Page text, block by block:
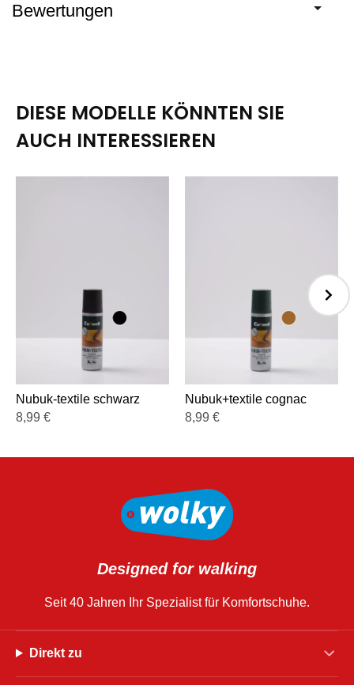
Bewertungen
DIESE MODELLE KÖNNTEN SIE
AUCH INTERESSIEREN
Nubuk-textile schwarz
8,99 €
Nubuk+textile cognac
8,99 €
Designed for walking
Seit 40 Jahren Ihr Spezialist für Komfortschuhe.
Direkt zu